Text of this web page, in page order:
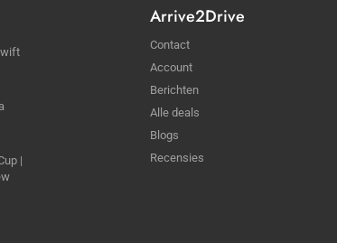
|
Arrive2Drive
Contact
Account
Berichten
Alle deals
Blogs
Recensies